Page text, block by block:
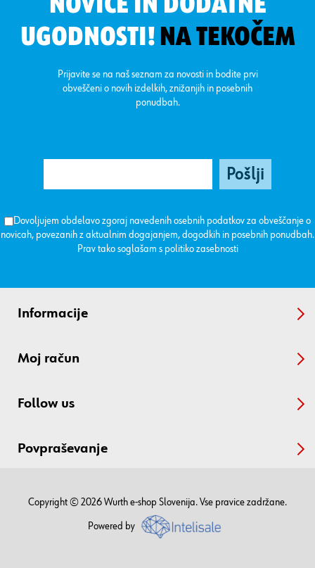
UGODNOSTI! NA TEKOČEM
Prijavite se na naš seznam za novosti in bodite prvi
obveščeni o novih izdelkih, znižanjih in posebnih
ponudbah.
Dovoljujem obdelavo zgoraj navedenih osebnih podatkov za obveščanje o
novicah, povezanih z aktualnim dogajanjem, dogodkih in posebnih ponudbah.
Prav tako soglašam s politiko zasebnosti
Informacije
Moj račun
Follow us
Povpraševanje
Copyright © 2026 Wurth e-shop Slovenija. Vse pravice zadržane.
Powered by